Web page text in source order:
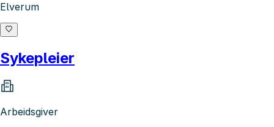
Elverum
Sykepleier
Arbeidsgiver